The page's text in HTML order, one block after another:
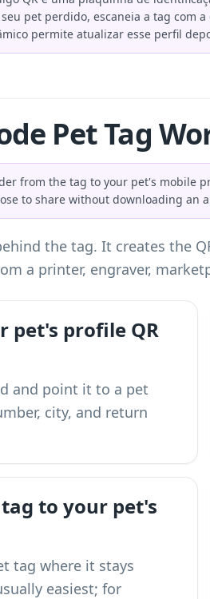
pet perdido, escaneia a tag com
permite atualizar esse perfil
Pet Tag
from the tag to your pet's mobile
to share without downloading an
the tag. It creates the
a printer, engraver,
pet's profile QR
and point it to a pet
city, and return
to your pet's
tag where it stays
easiest; for